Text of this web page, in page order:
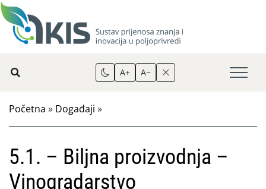
A+ A−
Početna » Događaji »
5.1. – Biljna proizvodnja –
Vinogradarstvo